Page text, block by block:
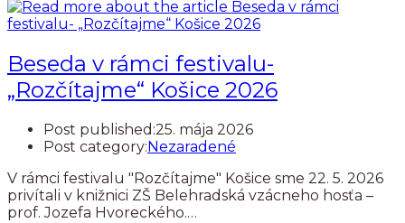
Beseda v rámci festivalu-
„Rozčítajme“ Košice 2026
Post published:25. mája 2026
Post category:Nezaradené
V rámci festivalu "Rozčítajme" Košice sme 22. 5. 2026
privítali v knižnici ZŠ Belehradská vzácneho hosťa –
prof. Jozefa Hvoreckého.…